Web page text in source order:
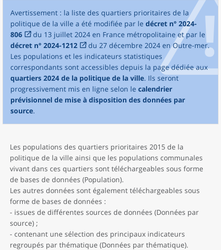
Avertissement : la liste des quartiers prioritaires de la
politique de la ville a été modifiée par le décret n° 2024-
806
du 13 juillet 2024 en France métropolitaine et par le
décret n° 2024-1212
du 27 décembre 2024 en Outre-mer.
Les populations et les indicateurs statistiques
correspondants sont accessibles depuis la page dédiée aux
quartiers 2024 de la politique de la ville. Ils seront
progressivement mis en ligne selon le calendrier
prévisionnel de mise à disposition des données par
source.
Les populations des quartiers prioritaires 2015 de la
politique de la ville ainsi que les populations communales
vivant dans ces quartiers sont téléchargeables sous forme
de bases de données (Population).
Les autres données sont également téléchargeables sous
forme de bases de données :
- issues de différentes sources de données (Données par
source) ;
- contenant une sélection des principaux indicateurs
regroupés par thématique (Données par thématique).